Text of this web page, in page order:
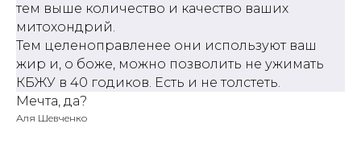
тем выше количество и качество ваших
митохондрий.
Тем целеноправленее они используют ваш
жир и, о боже, можно позволить не ужимать
КБЖУ в 40 годиков. Есть и не толстеть.
Мечта, да?
Аля Шевченко